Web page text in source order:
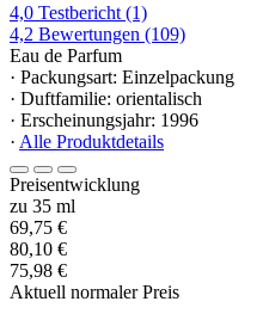
4,0 Testbericht (1)
4,2 Bewertungen (109)
Eau de Parfum
· Packungsart: Einzelpackung
· Duftfamilie: orientalisch
· Erscheinungsjahr: 1996
· Alle Produktdetails
Preisentwicklung
zu 35 ml
69,75 €
80,10 €
75,98 €
Aktuell normaler Preis